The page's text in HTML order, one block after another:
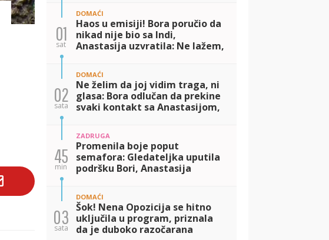
(VIDEO)
01
sat
DOMAĆI
Haos u emisiji! Bora poručio da
nikad nije bio sa Indi,
Anastasija uzvratila: Ne lažem,
(VIDEO)
02
sata
DOMAĆI
Ne želim da joj vidim traga, ni
glasa: Bora odlučan da prekine
svaki kontakt sa Anastasijom,
45
min
ZADRUGA
Promenila boje poput
semafora: Gledateljka uputila
podršku Bori, Anastasija
poput ekspres lonca! (VIDEO)
03
sata
DOMAĆI
Šok! Nena Opozicija se hitno
uključila u program, priznala
da je duboko razočarana